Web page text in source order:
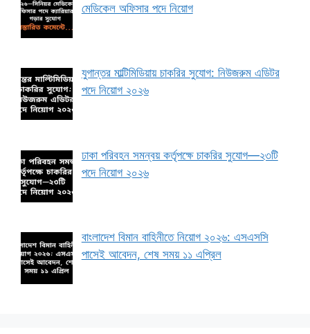
মেডিকেল অফিসার পদে নিয়োগ
যুগান্তর মাল্টিমিডিয়ায় চাকরির সুযোগ: নিউজরুম এডিটর
পদে নিয়োগ ২০২৬
ঢাকা পরিবহন সমন্বয় কর্তৃপক্ষে চাকরির সুযোগ—২৩টি
পদে নিয়োগ ২০২৬
বাংলাদেশ বিমান বাহিনীতে নিয়োগ ২০২৬: এসএসসি
পাসেই আবেদন, শেষ সময় ১১ এপ্রিল